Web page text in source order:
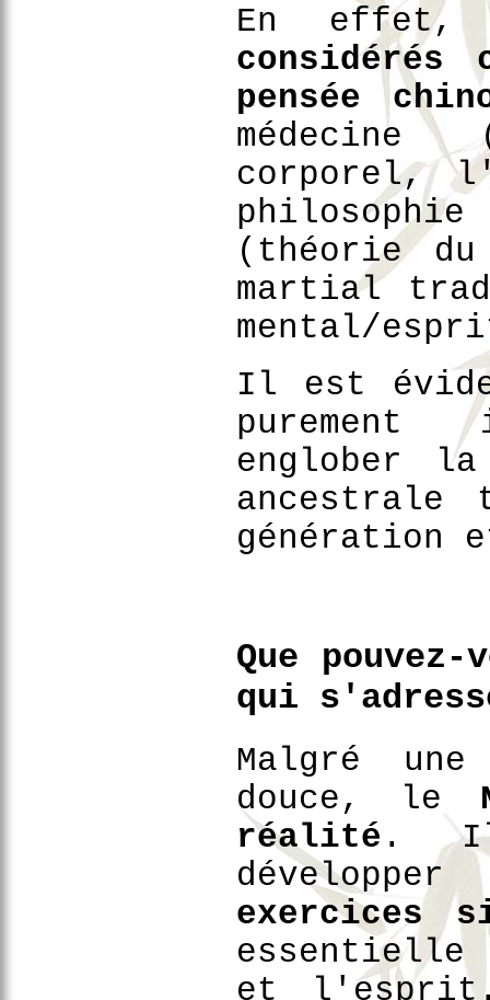
En effet,
considérés
pensée
corporel,
(théorie
martial
mental/
Il est
englober
ancestrale
génération
Que
qui
Malgré une
douce, le
réalité . Il
exercices
essentielle
et l'esprit.